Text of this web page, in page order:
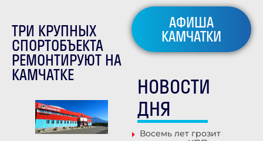
ТРИ КРУПНЫХ
СПОРТОБЪЕКТА
РЕМОНТИРУЮТ НА
КАМЧАТКЕ
АФИША
КАМЧАТКИ
НОВОСТИ
ДНЯ
Восемь лет грозит